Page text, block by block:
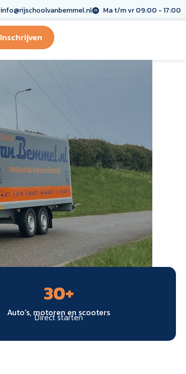
info@rijschoolvanbemmel.nl Ma t/m vr 09:00 - 17:00
Inschrijven
Auto's, motoren en scooters
30+
Direct starten